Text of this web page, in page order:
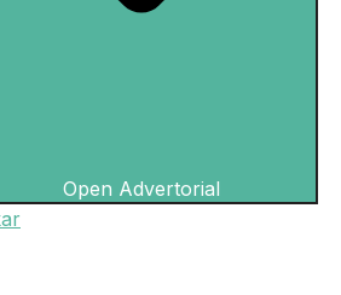
Open Advertorial